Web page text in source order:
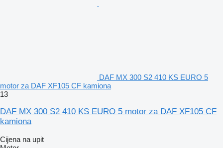
DAF MX 300 S2 410 KS EURO 5
motor za DAF XF105 CF kamiona
13
DAF MX 300 S2 410 KS EURO 5 motor za DAF XF105 CF
kamiona
Cijena na upit